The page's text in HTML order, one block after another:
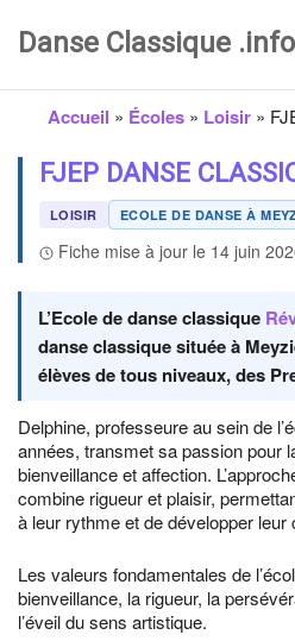
Danse Classique .info
Accueil » Écoles » Loisir »
FJEP DANSE
LOISIR ECOLE DE DANSE À
Fiche mise à jour le 14 juin
L’Ecole de danse classique
danse classique située à
élèves de tous niveaux, des
Delphine, professeure au sein de
années, transmet sa passion pour
bienveillance et affection.
combine rigueur et plaisir,
à leur rythme et de développer leur
Les valeurs fondamentales de
bienveillance, la rigueur, la
l’éveil du sens artistique.